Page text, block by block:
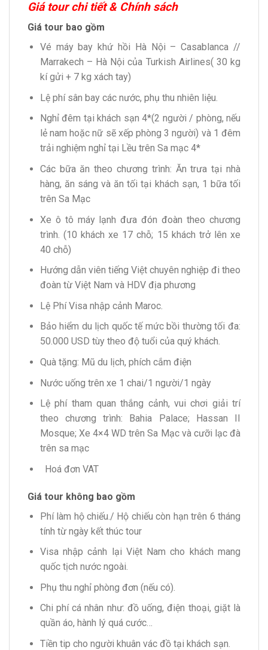
Giá tour chi tiết & Chính sách
Giá tour bao gồm
Vé máy bay khứ hồi Hà Nội – Casablanca //
Marrakech – Hà Nội của Turkish Airlines( 30 kg
kí gửi + 7 kg xách tay)
Lệ phí sân bay các nước, phụ thu nhiên liệu.
Nghỉ đêm tại khách sạn 4*(2 người / phòng, nếu
lẻ nam hoặc nữ sẽ xếp phòng 3 người) và 1 đêm
trải nghiệm nghỉ tại Lều trên Sa mạc 4*
Các bữa ăn theo chương trình: Ăn trưa tại nhà
hàng, ăn sáng và ăn tối tại khách sạn, 1 bữa tối
trên Sa Mạc
Xe ô tô máy lạnh đưa đón đoàn theo chương
trình. (10 khách xe 17 chỗ; 15 khách trở lên xe
40 chỗ)
Hướng dẫn viên tiếng Việt chuyên nghiệp đi theo
đoàn từ Việt Nam và HDV địa phương
Lệ Phí Visa nhập cảnh Maroc.
Bảo hiểm du lịch quốc tế mức bồi thường tối đa:
50.000 USD tùy theo độ tuổi của quý khách.
Quà tặng: Mũ du lịch, phích cắm điện
Nước uống trên xe 1 chai/1 người/1 ngày
Lệ phí tham quan thắng cảnh, vui chơi giải trí
theo chương trình: Bahia Palace; Hassan II
Mosque; Xe 4×4 WD trên Sa Mạc và cưỡi lạc đà
trên sa mạc
Hoá đơn VAT
Giá tour không bao gồm
Phí làm hộ chiếu./ Hộ chiếu còn hạn trên 6 tháng
tính từ ngày kết thúc tour
Visa nhập cảnh lại Việt Nam cho khách mang
quốc tịch nước ngoài.
Phụ thu nghỉ phòng đơn (nếu có).
Chi phí cá nhân như: đồ uống, điện thoại, giặt là
quần áo, hành lý quá cước…
Tiền tip cho người khuân vác đồ tại khách sạn.